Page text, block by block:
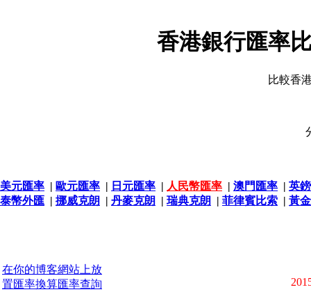
香港銀行匯率
比較香
美元匯率 | 歐元匯率 | 日元匯率 | 人民幣匯率 | 澳門匯率 | 英
泰幣外匯 | 挪威克朗 | 丹麥克朗 | 瑞典克朗 | 菲律賓比索 | 黃
在你的博客網站上放
置匯率換算匯率查詢